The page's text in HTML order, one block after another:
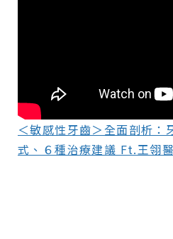
＜敏感性牙齒＞全面剖析：
式、６種治療建議 Ft.王翎醫